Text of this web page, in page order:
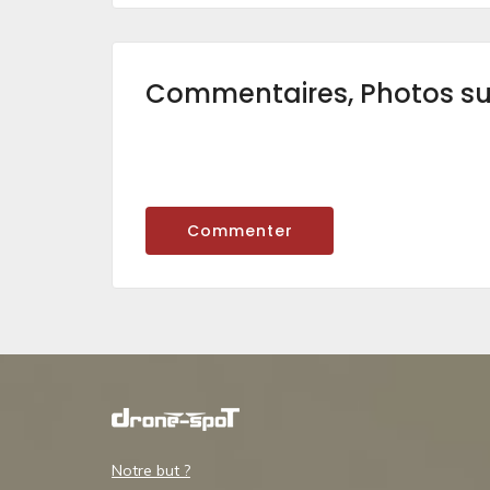
Commentaires, Photos
Commenter
Notre but ?